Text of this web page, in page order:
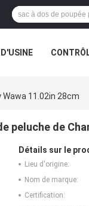
Wawa 11.02in 28cm
peluche de
Détails sur le
Lieu d'origine:
Nom de marque:
Certification: